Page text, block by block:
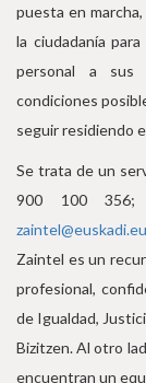
puesta en
la ciudadanía
personal a sus
condiciones
seguir residiendo
Se trata de un
900 100 356;
Zaintel es un
profesional,
de Igualdad,
Bizitzen. Al otro
encuentran un